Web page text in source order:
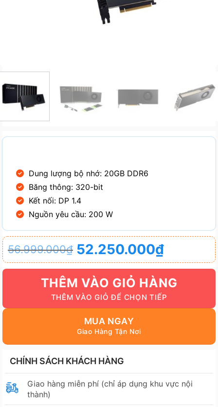
Dung lượng bộ nhớ: 20GB DDR6
Băng thông: 320-bit
Kết nối: DP 1.4
Nguồn yêu cầu: 200 W
56.999.000₫
Giá
gốc
56.999.000₫.
52.250.000₫
Giá
hiện
52.250.000₫.
THÊM VÀO GIỎ HÀNG
MUA NGAY
CHÍNH SÁCH KHÁCH HÀNG
Giao hàng miễn phí (chỉ áp dụng khu vực nội
thành)